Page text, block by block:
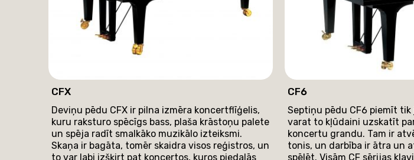
CFX
Deviņu pēdu CFX ir pilna izmēra koncertflīģelis,
kuru raksturo spēcīgs bass, plaša krāstoņu palete
un spēja radīt smalkāko muzikālo izteiksmi.
Skaņa ir bagāta, tomēr skaidra visos reģistros, un
to var labi izšķirt pat koncertos, kuros piedalās
CF6
Septiņu pēdu CF6 piemīt tik
varat to kļūdaini uzskatīt
koncertu grandu. Tam ir
tonis, un darbība ir ātra un
spēlēt. Visām CF sērijas